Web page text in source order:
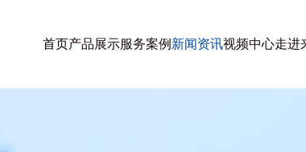
首页产品展示服务案例 新闻资讯视频中心走进